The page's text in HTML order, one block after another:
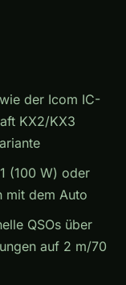
der Icom IC-
KX2/KX3
(100 W) oder
mit dem Auto
QSOs über
auf 2 m/70